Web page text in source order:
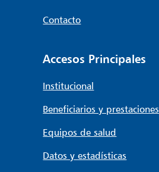
Contacto
Accesos Principales
Institucional
Beneficiarios y prestaciones
Equipos de salud
Datos y estadísticas